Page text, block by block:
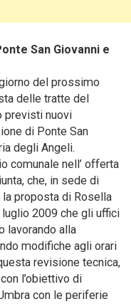
San Giovanni e
del prossimo
delle tratte del
previsti nuovi
di Ponte San
degli Angeli.
comunale nell’ offerta
che, in sede di
proposta di Rosella
luglio 2009 che gli uffici
lavorando alla
modifiche agli orari
revisione tecnica,
l’obiettivo di
con le periferie